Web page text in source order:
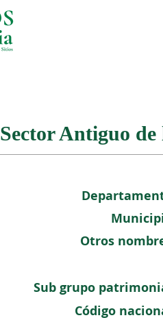
Sector Antiguo
Otros
Sub grupo
Código